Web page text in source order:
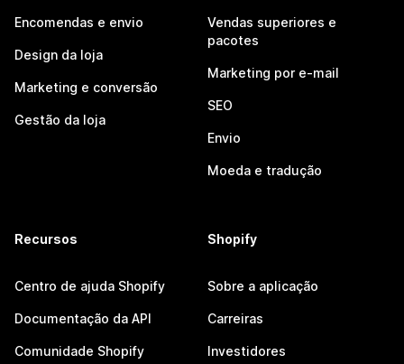
Encomendas e envio
Design da loja
Marketing e conversão
Gestão da loja
Vendas superiores e
pacotes
Marketing por e-mail
SEO
Envio
Moeda e tradução
Recursos
Centro de ajuda Shopify
Documentação da API
Comunidade Shopify
Shopify
Sobre a aplicação
Carreiras
Investidores